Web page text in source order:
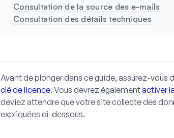
Consultation de la source des e-mails
Consultation des détails techniques
Avant de plonger dans ce guide, assurez-vous
clé de licence. Vous devrez égalementactiver
deviez attendre que votre site collecte des
expliquées ci-dessous.